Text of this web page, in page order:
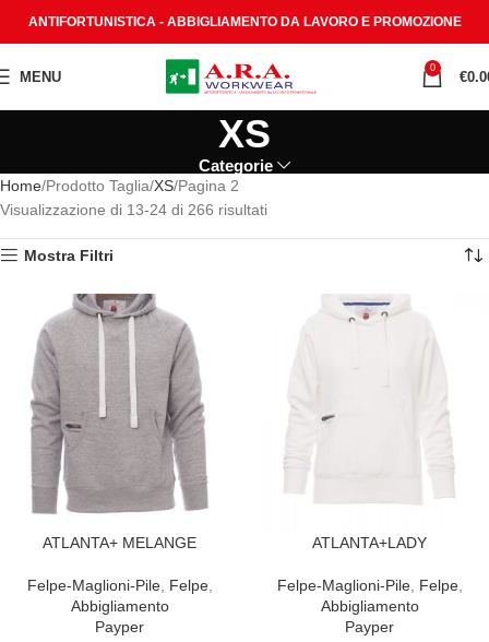
ANTIFORTUNISTICA - ABBIGLIAMENTO DA LAVORO E PROMOZIONE
MENU
0
€
XS
Categorie
Home Prodotto Taglia XS Pagina 2
Visualizzazione di 13-24 di 266 risultati
Mostra Filtri
ATLANTA+ MELANGE
Felpe-Maglioni-Pile, Felpe,
Abbigliamento
Payper
ATLANTA+LADY
Felpe-Maglioni-Pile, Felpe,
Abbigliamento
Payper